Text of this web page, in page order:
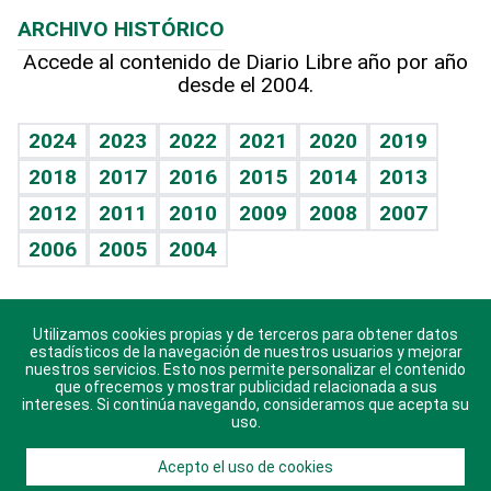
Hablando con el pediatra
Vida y familia
Eñe
Celebrando la vida
Sin complejos
En pocas palabras
Escuchando al corazón
Economía Personal
TBT Deportivo
Más firmas
Hecho en casa
Guía del dinero
Cumpleaños
Horóscopos
Crucigramas
ARCHIVO HISTÓRICO
Accede al contenido de Diario Libre año por año
desde el 2004.
2024 2023 2022 2021 2020
2019
2018
2017 2016 2015 2014
2013
2012
2011 2010 2009 2008
2007
2006
2005 2004
Descarga nuestras aplicaciones para Android, iOS y
sistema Huawei.
Utilizamos cookies propias y de terceros para obtener datos
estadísticos de la navegación de nuestros usuarios y mejorar
nuestros servicios. Esto nos permite personalizar el contenido
que ofrecemos y mostrar publicidad relacionada a sus
intereses. Si continúa navegando, consideramos que acepta su
uso.
Acepto el uso de cookies